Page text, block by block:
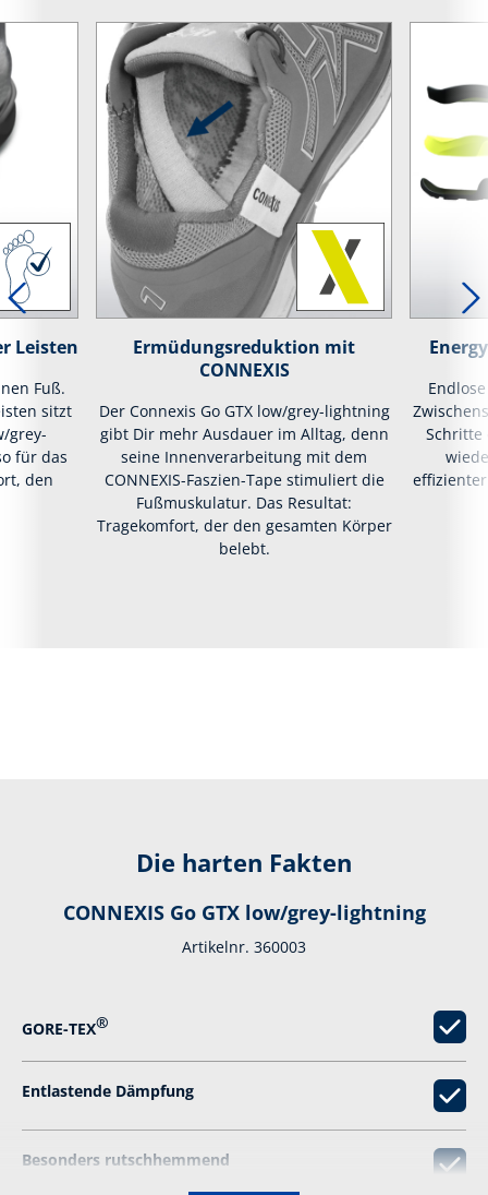
Leisten
Fuß.
sitzt
grey-
für das
den
Ermüdungsreduktion mit
CONNEXIS
Der Connexis Go GTX low/grey-lightning
gibt Dir mehr Ausdauer im Alltag, denn
seine Innenverarbeitung mit dem
CONNEXIS-Faszien-Tape stimuliert die
Fußmuskulatur. Das Resultat:
Tragekomfort, der den gesamten Körper
belebt.
Schritte
Die harten Fakten
CONNEXIS Go GTX low/grey-lightning
Artikelnr. 360003
GORE-TEX®
Entlastende Dämpfung
Besonders rutschhemmend